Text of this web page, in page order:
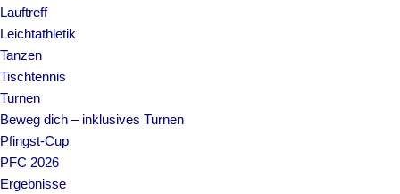
Lauftreff
Leichtathletik
Tanzen
Tischtennis
Turnen
Beweg dich – inklusives Turnen
Pfingst-Cup
PFC 2026
Ergebnisse